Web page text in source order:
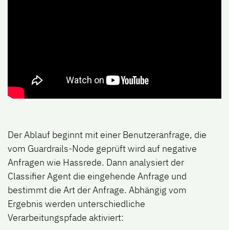
Der Ablauf beginnt mit einer Benutzeranfrage, die
vom Guardrails-Node geprüft wird auf negative
Anfragen wie Hassrede. Dann analysiert der
Classifier Agent die eingehende Anfrage und
bestimmt die Art der Anfrage. Abhängig vom
Ergebnis werden unterschiedliche
Verarbeitungspfade aktiviert: